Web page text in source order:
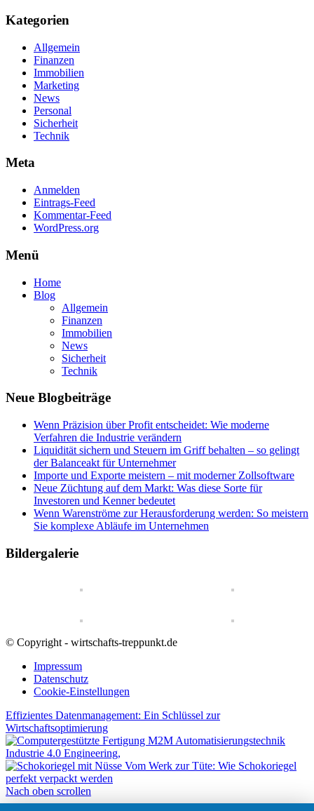
Kategorien
Allgemein
Finanzen
Immobilien
Marketing
News
Personal
Sicherheit
Technik
Meta
Anmelden
Eintrags-Feed
Kommentar-Feed
WordPress.org
Menü
Home
Blog
Allgemein
Finanzen
Immobilien
News
Sicherheit
Technik
Neue Blogbeiträge
Wenn Präzision über Profit entscheidet: Wie moderne
Verfahren die Industrie verändern
Liquidität sichern und Steuern im Griff behalten – so gelingt
der Balanceakt für Unternehmer
Importe und Exporte meistern – mit moderner Zollsoftware
Neue Züchtung auf dem Markt: Was diese Sorte für
Investoren und Kenner bedeutet
Wenn Warenströme zur Herausforderung werden: So meistern
Sie komplexe Abläufe im Unternehmen
Bildergalerie
© Copyright - wirtschafts-treppunkt.de
Impressum
Datenschutz
Cookie-Einstellungen
Effizientes Datenmanagement: Ein Schlüssel zur
Wirtschaftsoptimierung
Vom Werk zur Tüte: Wie Schokoriegel
perfekt verpackt werden
Nach oben scrollen